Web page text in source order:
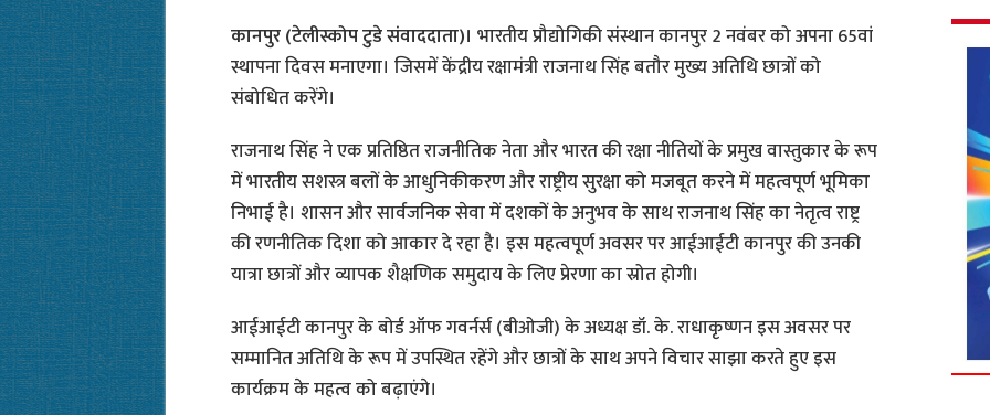
कानपुर (टेलीस्कोप टुडे संवाददाता)। भारतीय प्रौद्योगिकी संस्थान कानपुर 2 नवंबर को अपना 65वां
स्थापना दिवस मनाएगा। जिसमें केंद्रीय रक्षामंत्री राजनाथ सिंह बतौर मुख्य अतिथि छात्रों को
संबोधित करेंगे।
राजनाथ सिंह ने एक प्रतिष्ठित राजनीतिक नेता और भारत की रक्षा नीतियों के प्रमुख वास्तुकार के रूप
में भारतीय सशस्त्र बलों के आधुनिकीकरण और राष्ट्रीय सुरक्षा को मजबूत करने में महत्वपूर्ण भूमिका
निभाई है। शासन और सार्वजनिक सेवा में दशकों के अनुभव के साथ राजनाथ सिंह का नेतृत्व राष्ट्र
की रणनीतिक दिशा को आकार दे रहा है। इस महत्वपूर्ण अवसर पर आईआईटी कानपुर की उनकी
यात्रा छात्रों और व्यापक शैक्षणिक समुदाय के लिए प्रेरणा का स्रोत होगी।
आईआईटी कानपुर के बोर्ड ऑफ गवर्नर्स (बीओजी) के अध्यक्ष डॉ. के. राधाकृष्णन इस अवसर पर
सम्मानित अतिथि के रूप में उपस्थित रहेंगे और छात्रों के साथ अपने विचार साझा करते हुए इस
कार्यक्रम के महत्व को बढ़ाएंगे।